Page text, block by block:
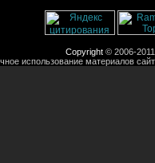
Copyright © 2006-
использование материалов